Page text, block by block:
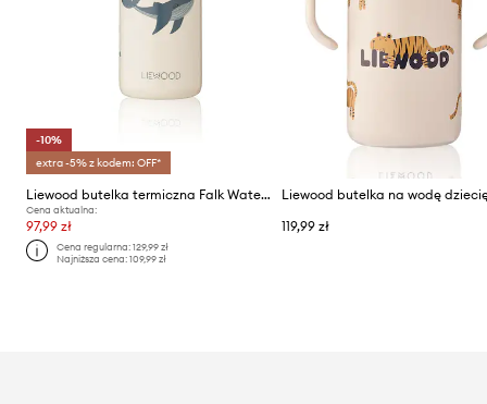
-10%
extra -5% z kodem: OFF*
Liewood butelka termiczna Falk Water Bottle 350 ml
Cena aktualna:
97,99 zł
Cena regularna:129,99 zł
Najniższa cena:109,99 zł
119,99 zł